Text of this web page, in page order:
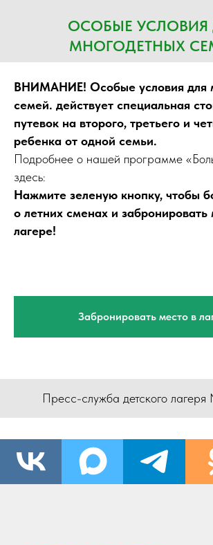
ОСОБЫЕ УСЛОВИЯ
МНОГОДЕТНЫХ
ВНИМАНИЕ! Особые условия для
семей. действует специальная
путевок на второго, третьего и
ребенка от одной семьи.
Подробнее о нашей программе
здесь:
Нажмите зеленую кнопку, чтобы
о летних сменах и забронировать
лагере!
Забронировать место в
Пресс-служба детского лагеря